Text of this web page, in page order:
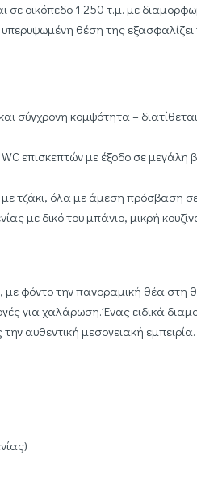
οικόπεδο 1.250 τ.μ. με
θέση της
σύγχρονη κομψότητα –
WC επισκεπτών με έξοδο σε
με τζάκι, όλα με άμεση
με δικό του μπάνιο, μικρή
με φόντο την πανοραμική θέα
για χαλάρωση. Ένας ειδικά
την αυθεντική μεσογειακή